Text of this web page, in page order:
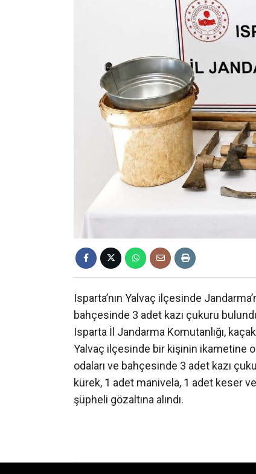
Isparta’nın Yalvaç ilçesinde
bahçesinde 3 adet kazı çukuru
Isparta İl Jandarma Komutanlığı,
Yalvaç ilçesinde bir kişinin ikametine
odaları ve bahçesinde 3 adet kazı
kürek, 1 adet manivela, 1 adet keser
şüpheli gözaltına alındı.